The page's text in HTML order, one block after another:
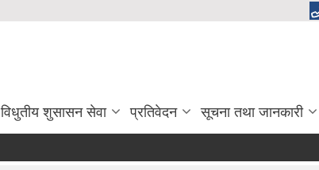
विधुतीय शुसासन सेवा प्रतिवेदन सूचना तथा जानकारी